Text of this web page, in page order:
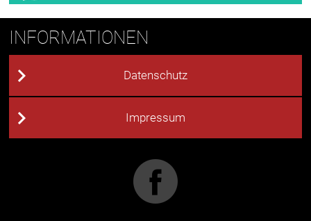
INFORMATIONEN
Datenschutz
Impressum